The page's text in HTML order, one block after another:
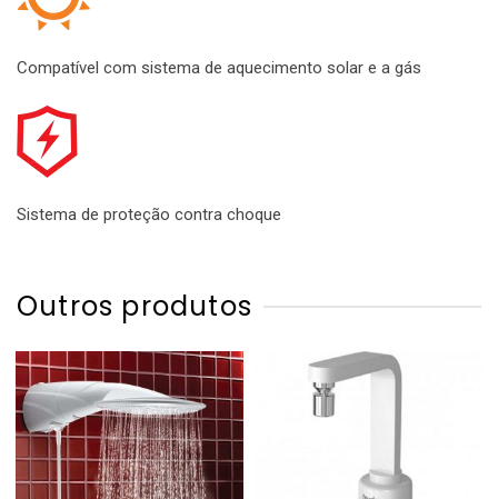
Compatível com sistema de aquecimento solar e a gás
Sistema de proteção contra choque
Outros produtos